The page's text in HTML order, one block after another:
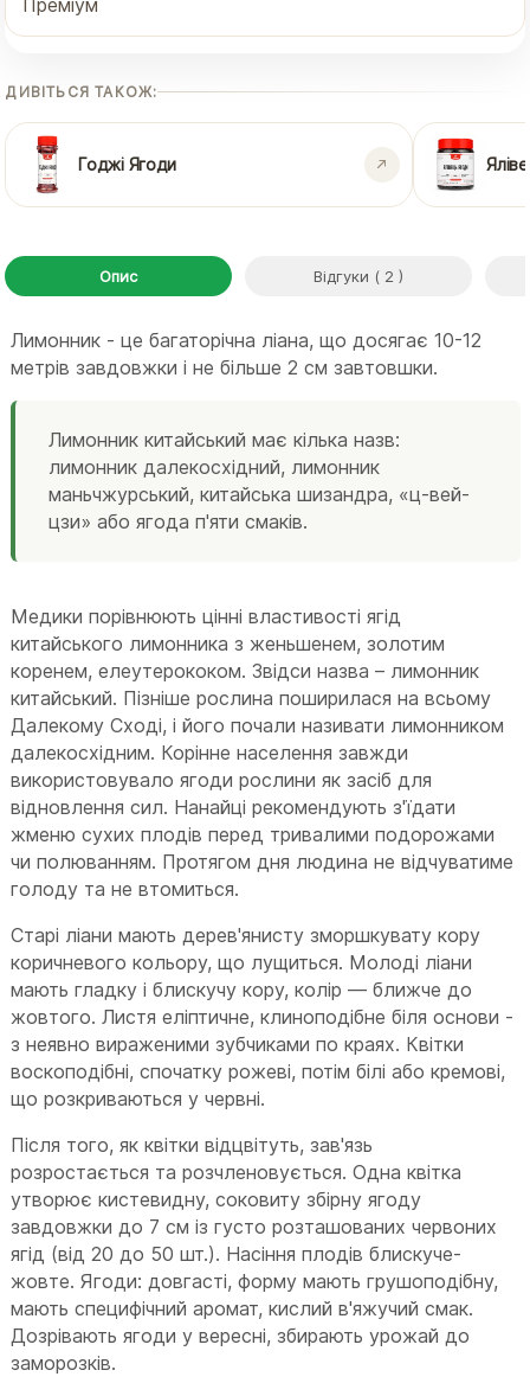
ДИВІТЬСЯ ТАКОЖ:
Годжі Ягоди
Опис Відгуки ( 2 )
Лимонник - це багаторічна ліана, що досягає 10-12
метрів завдовжки і не більше 2 см завтовшки.
Лимонник китайський має кілька назв:
лимонник далекосхідний, лимонник
маньчжурський, китайська шизандра, «ц-вей-
цзи» або ягода п'яти смаків.
Медики порівнюють цінні властивості ягід
китайського лимонника з женьшенем, золотим
коренем, елеутерококом. Звідси назва – лимонник
китайський. Пізніше рослина поширилася на всьому
Далекому Сході, і його почали називати лимонником
далекосхідним. Корінне населення завжди
використовувало ягоди рослини як засіб для
відновлення сил. Нанайці рекомендують з'їдати
жменю сухих плодів перед тривалими подорожами
чи полюванням. Протягом дня людина не відчуватиме
голоду та не втомиться.
Старі ліани мають дерев'янисту зморшкувату кору
коричневого кольору, що лущиться. Молоді ліани
мають гладку і блискучу кору, колір — ближче до
жовтого. Листя еліптичне, клиноподібне біля основи -
з неявно вираженими зубчиками по краях. Квітки
воскоподібні, спочатку рожеві, потім білі або кремові,
що розкриваються у червні.
Після того, як квітки відцвітуть, зав'язь
розростається та розчленовується. Одна квітка
утворює кистевидну, соковиту збірну ягоду
завдовжки до 7 см із густо розташованих червоних
ягід (від 20 до 50 шт.). Насіння плодів блискуче-
жовте. Ягоди: довгасті, форму мають грушоподібну,
мають специфічний аромат, кислий в'яжучий смак.
Дозрівають ягоди у вересні, збирають урожай до
заморозків.